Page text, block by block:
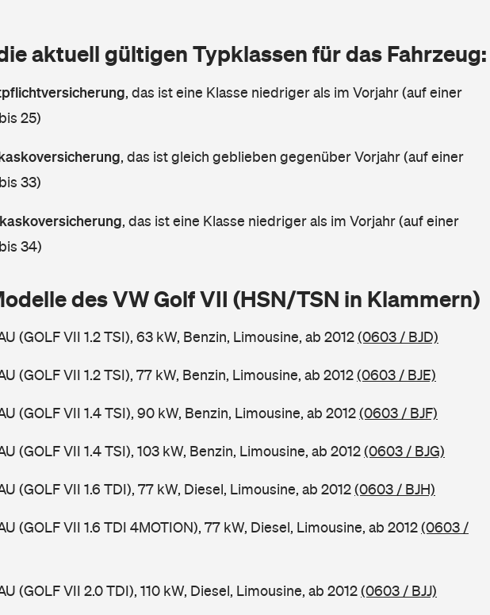
aktuell gültigen Typklassen für das Fahrzeug:
, das ist eine Klasse niedriger als im Vorjahr (auf einer
25)
, das ist gleich geblieben gegenüber Vorjahr (auf einer
33)
, das ist eine Klasse niedriger als im Vorjahr (auf einer
34)
des VW Golf VII (HSN/TSN in Klammern)
(GOLF VII 1.2 TSI), 63 kW, Benzin, Limousine, ab 2012(0603 / BJD)
(GOLF VII 1.2 TSI), 77 kW, Benzin, Limousine, ab 2012(0603 / BJE)
(GOLF VII 1.4 TSI), 90 kW, Benzin, Limousine, ab 2012(0603 / BJF)
(GOLF VII 1.4 TSI), 103 kW, Benzin, Limousine, ab 2012(0603 / BJG)
(GOLF VII 1.6 TDI), 77 kW, Diesel, Limousine, ab 2012(0603 / BJH)
(GOLF VII 1.6 TDI 4MOTION), 77 kW, Diesel, Limousine, ab 2012(0603 /
(GOLF VII 2.0 TDI), 110 kW, Diesel, Limousine, ab 2012(0603 / BJJ)